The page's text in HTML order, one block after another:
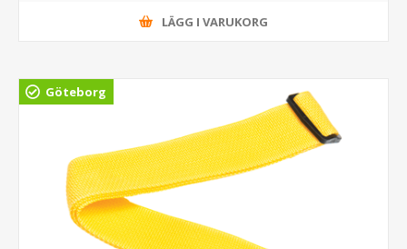
LÄGG I VARUKORG
Göteborg